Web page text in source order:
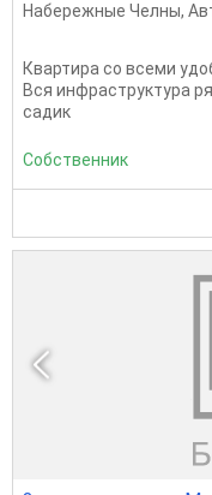
Набережные Челны,
Квартира со всеми
Вся инфраструктура
садик
Собственник